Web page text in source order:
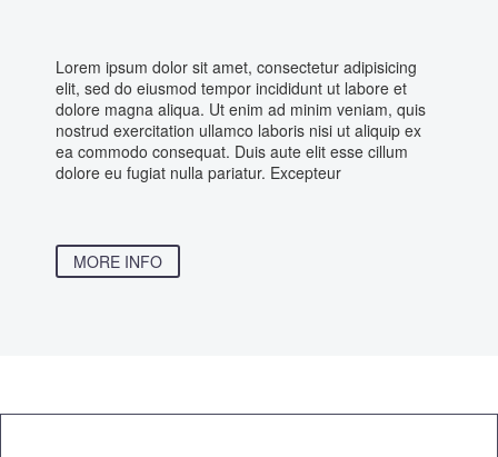
Lorem ipsum dolor sit amet, consectetur adipisicing
elit, sed do eiusmod tempor incididunt ut labore et
dolore magna aliqua. Ut enim ad minim veniam, quis
nostrud exercitation ullamco laboris nisi ut aliquip ex
ea commodo consequat. Duis aute elit esse cillum
dolore eu fugiat nulla pariatur. Excepteur
MORE INFO